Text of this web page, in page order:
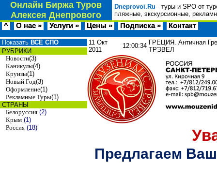
Онлайн Биржа Туров
Алексея Днепрового
Dneprovoi.Ru - туры и SPO от
пляжные, экскурсионные,
^ О нас » Услуги » Цены » Подписка » Контакт
Показать ВСЕ СПО
РУБРИКИ
Новости(3)
Каникулы(4)
Круизы(1)
Новый Год(3)
Оформление(1)
Рекламные Туры(1)
СТРАНЫ
Белоруссия (2)
Крым (1)
Россия (18)
11 Окт
2011
12:00:34 ГРЕЦИЯ. Античная
ТРЭВЕЛ
Предлагаем